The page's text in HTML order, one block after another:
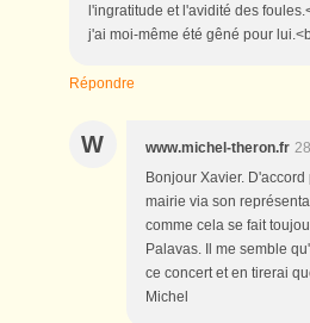
l'ingratitude et l'avidité des
j'ai moi-même été gêné pour
Répondre
W www.michel-theron.fr
Bonjour Xavier.
mairie via son
comme cela se fait
Palavas. Il me semble
ce concert et en tirerai
Michel